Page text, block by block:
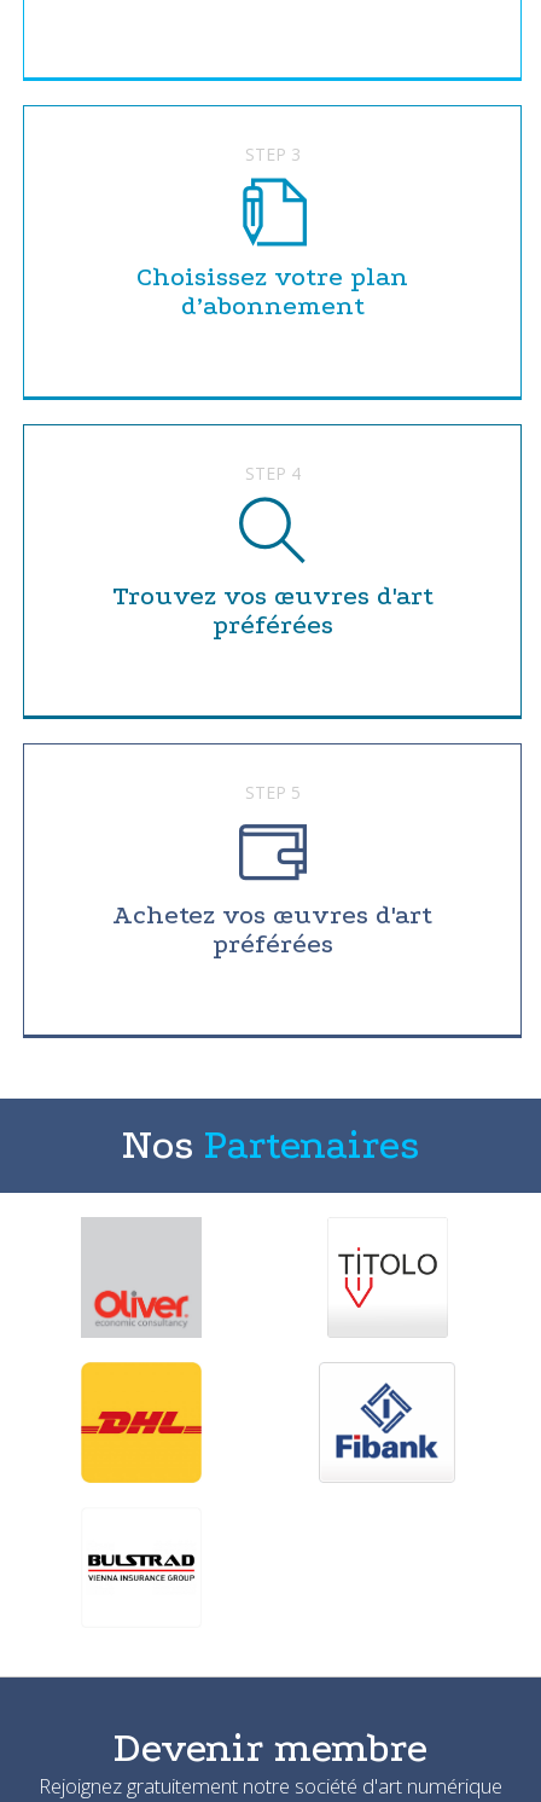
STEP 3
Choisissez votre plan
d’abonnement
STEP 4
Trouvez vos œuvres d'art
préférées
STEP 5
Achetez vos œuvres d'art
préférées
Nos Partenaires
Devenir membre
Rejoignez gratuitement notre société d'art numérique